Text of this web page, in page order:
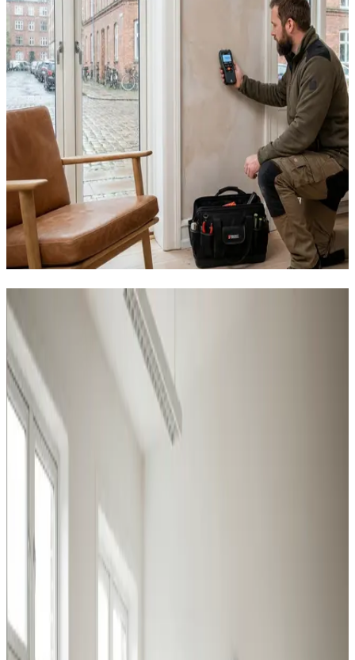
Erhvervs- og industriventilation i
Holstebro
Fra svejserøgsudsugning til store centralanlæg: vi
dækker hele bredden af industri- og erhvervsventilation i
Holstebro og omegn.
Procesventilation
Udsugning ved svejsning, slibning og kemikalier i
Holstebro. Overholder Arbejdstilsynets krav.
Læs mere